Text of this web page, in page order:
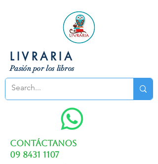
LIVRARIA
Pasión por los libros
Contáctanos
09 8431 1107